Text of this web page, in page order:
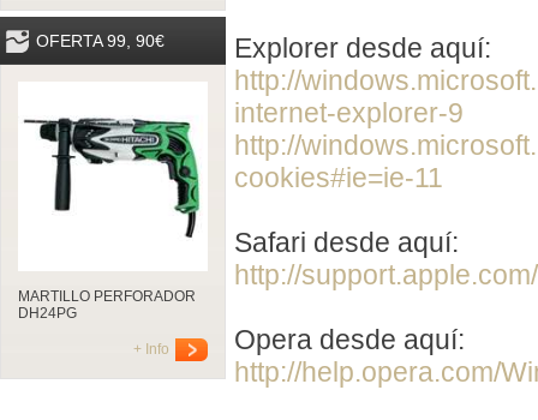
OFERTA 99, 90€
MARTILLO PERFORADOR
DH24PG
+ Info
Explorer desde aquí:
http://
internet-explorer-9
http://
cookies#ie=ie-11
Safari desde aquí:
http://
Opera desde aquí:
http://help.opera.com/